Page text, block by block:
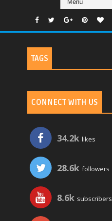
TAGS
CONNECT WITH US
34.2k likes
28.6k followers
8.6k subscribers